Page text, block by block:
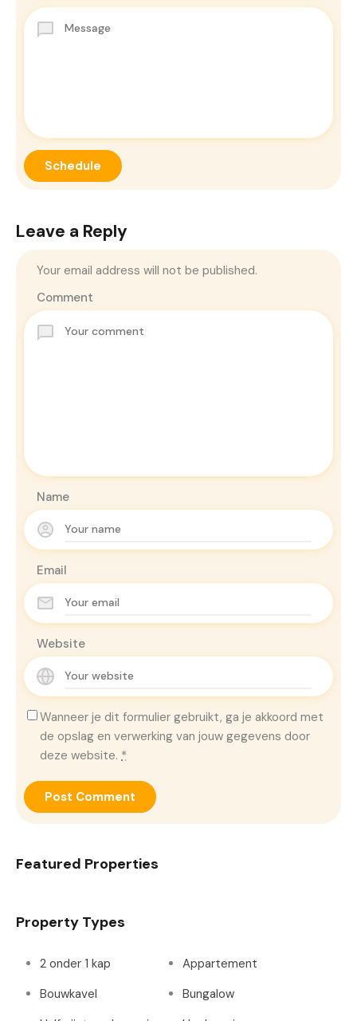
Leave a Reply
Your email address will not be published.
Comment
Name
Email
Website
Wanneer je dit formulier gebruikt, ga je akkoord met
de opslag en verwerking van jouw gegevens door
deze website. *
Featured Properties
Property Types
2 onder 1 kap
Appartement
Bouwkavel
Bungalow